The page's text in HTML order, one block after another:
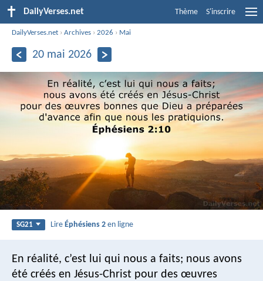
DailyVerses.net Thème S'inscrire
DailyVerses.net ›Archives ›2026 › Mai
20 mai 2026
SG21 LireÉphésiens 2 en ligne
En réalité, c’est lui qui nous a faits; nous avons
été créés en Jésus-Christ pour des œuvres